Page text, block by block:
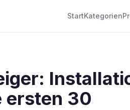
StartKategorien
ersten 30